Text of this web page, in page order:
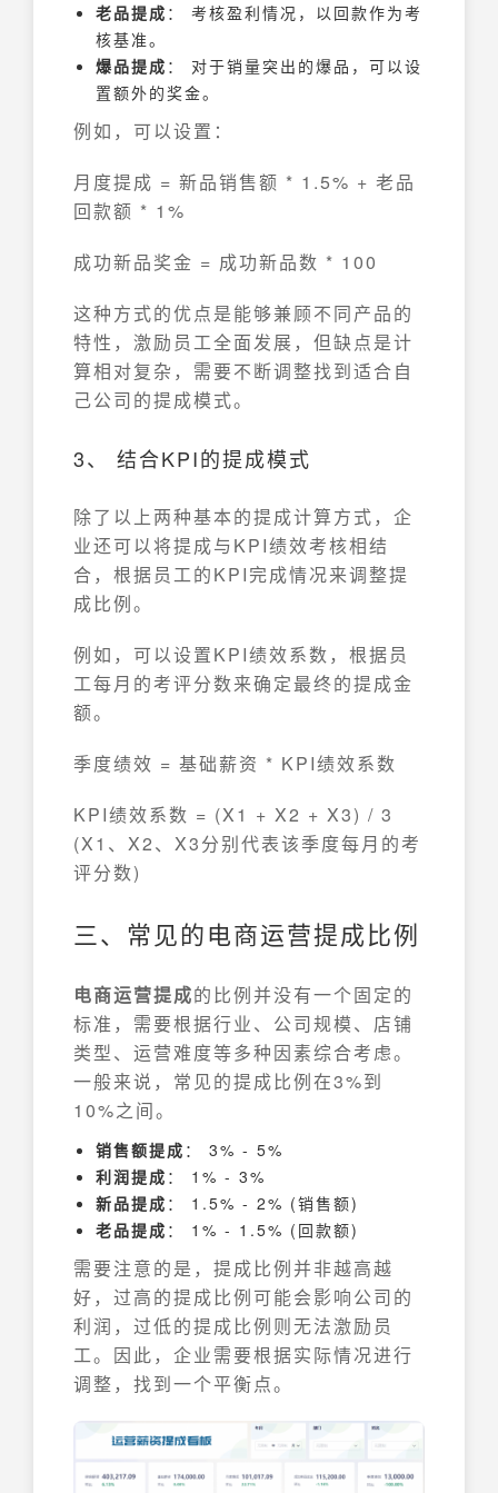
老品提成 ： 考核盈利情况，以回款作为考
核基准。
爆品提成 ： 对于销量突出的爆品，可以设
置额外的奖金。
例如，可以设置：
月度提成 = 新品销售额 * 1.5% + 老品
回款额 * 1%
成功新品奖金 = 成功新品数 * 100
这种方式的优点是能够兼顾不同产品的
特性，激励员工全面发展，但缺点是计
算相对复杂，需要不断调整找到适合自
己公司的提成模式。
3、 结合KPI的提成模式
除了以上两种基本的提成计算方式，企
业还可以将提成与KPI绩效考核相结
合，根据员工的KPI完成情况来调整提
成比例。
例如，可以设置KPI绩效系数，根据员
工每月的考评分数来确定最终的提成金
额。
季度绩效 = 基础薪资 * KPI绩效系数
KPI绩效系数 = (X1 + X2 + X3) / 3
(X1、X2、X3分别代表该季度每月的考
评分数)
三、常见的电商运营提成比例
电商运营提成的比例并没有一个固定的
标准，需要根据行业、公司规模、店铺
类型、运营难度等多种因素综合考虑。
一般来说，常见的提成比例在3%到
10%之间。
销售额提成 ： 3% - 5%
利润提成 ： 1% - 3%
新品提成 ： 1.5% - 2% (销售额)
老品提成 ： 1% - 1.5% (回款额)
需要注意的是，提成比例并非越高越
好，过高的提成比例可能会影响公司的
利润，过低的提成比例则无法激励员
工。因此，企业需要根据实际情况进行
调整，找到一个平衡点。